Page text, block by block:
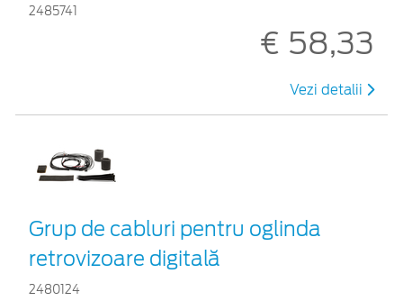
2485741
€ 58,33
Vezi detalii
Grup de cabluri pentru oglinda
retrovizoare digitală
2480124